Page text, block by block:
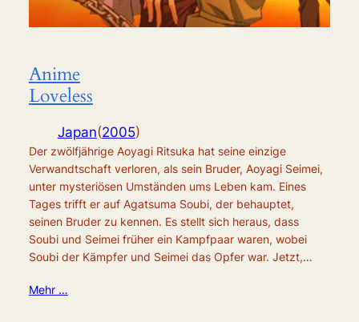
Anime
Loveless
Japan(2005)
Der zwölfjährige Aoyagi Ritsuka hat seine einzige
Verwandtschaft verloren, als sein Bruder, Aoyagi Seimei,
unter mysteriösen Umständen ums Leben kam. Eines
Tages trifft er auf Agatsuma Soubi, der behauptet,
seinen Bruder zu kennen. Es stellt sich heraus, dass
Soubi und Seimei früher ein Kampfpaar waren, wobei
Soubi der Kämpfer und Seimei das Opfer war. Jetzt,…
Mehr …